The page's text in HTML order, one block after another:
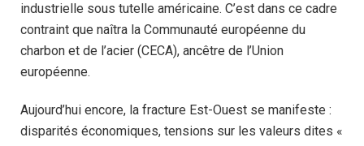
industrielle sous tutelle américaine. C’est dans ce cadre
contraint que naîtra la Communauté européenne du
charbon et de l’acier (CECA), ancêtre de l’Union
européenne.
Aujourd’hui encore, la fracture Est-Ouest se manifeste :
disparités économiques, tensions sur les valeurs dites «